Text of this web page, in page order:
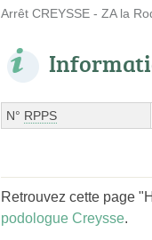
Arrêt CREYSSE - ZA la
N° RPPS
Retrouvez cette page
podologue Creysse.